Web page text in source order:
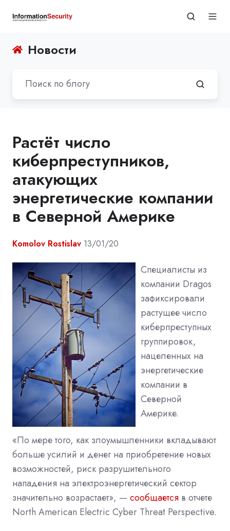
Новости
Растёт число
киберпреступников,
атакующих
энергетические компании
в Северной Америке
Komolov Rostislav 13/01/20
Специалисты из
компании Dragos
зафиксировали
растущее число
киберпреступных
группировок,
нацеленных на
энергетические
компании в
Северной
Америке.
«По мере того, как злоумышленники вкладывают
больше усилий и денег на приобретение новых
возможностей, риск разрушительного
нападения на электроэнергетический сектор
значительно возрастает», — сообщается в отчете
North American Electric Cyber Threat Perspective.